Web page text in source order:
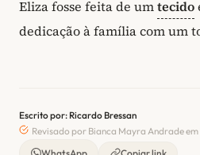
Eliza fosse feita de umtecido
dedicação à família com um
Escrito por: Ricardo Bressan
Revisado por Bianca Mayra Andrade